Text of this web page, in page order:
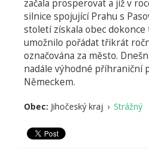
začala prosperovat a již v
silnice spojující Prahu s
století získala obec
umožnilo pořádat třikrát
označována za město.
nadále výhodné příhraniční
Německem.
Obec: Jihočeský kraj › Strážný